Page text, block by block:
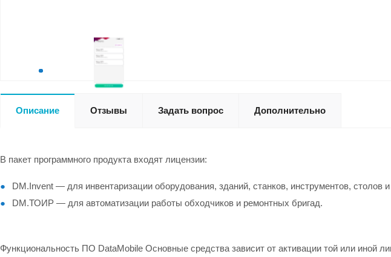
Описание Отзывы Задать вопрос Дополнительно
В пакет программного продукта входят лицензии:
DM.Invent — для инвентаризации оборудования, зданий, станков, инструментов, столов и
DM.ТОИР — для автоматизации работы обходчиков и ремонтных бригад.
Функциональность ПО DataMobile Основные средства зависит от активации той или иной